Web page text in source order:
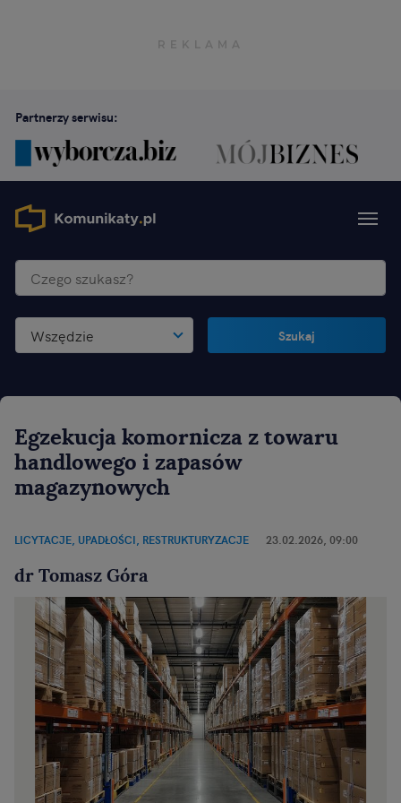
Partnerzy serwisu:
Wszędzie Szukaj
Egzekucja komornicza z towaru
handlowego i zapasów
magazynowych
LICYTACJE, UPADŁOŚCI, RESTRUKTURYZACJE 23.02.2026, 09:00
dr Tomasz Góra